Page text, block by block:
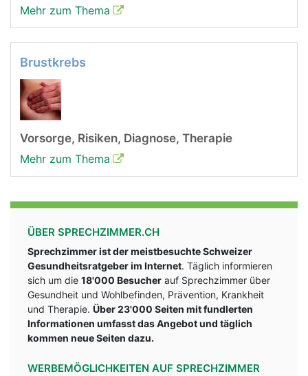
Mehr zum Thema
Brustkrebs
Vorsorge, Risiken, Diagnose, Therapie
Mehr zum Thema
ÜBER SPRECHZIMMER.CH
Sprechzimmer ist der meistbesuchte Schweizer
Gesundheitsratgeber im Internet. Täglich informieren
sich um die 18'000 Besucher auf Sprechzimmer über
Gesundheit und Wohlbefinden, Prävention, Krankheit
und Therapie. Über 23'000 Seiten mit fundlerten
Informationen umfasst das Angebot und täglich
kommen neue Seiten dazu.
WERBEMÖGLICHKEITEN AUF SPRECHZIMMER